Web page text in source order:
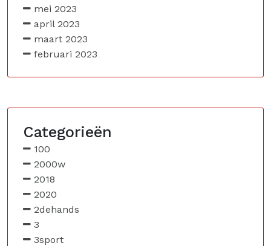
mei 2023
april 2023
maart 2023
februari 2023
Categorieën
100
2000w
2018
2020
2dehands
3
3sport